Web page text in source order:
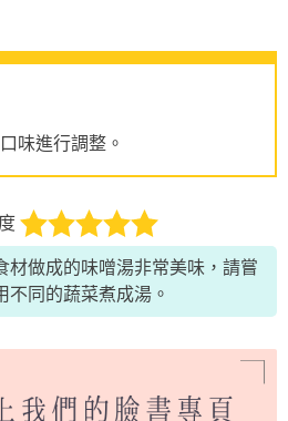
味進行調整。
材做成的味噌湯非常美味，請嘗
不同的蔬菜煮成湯。